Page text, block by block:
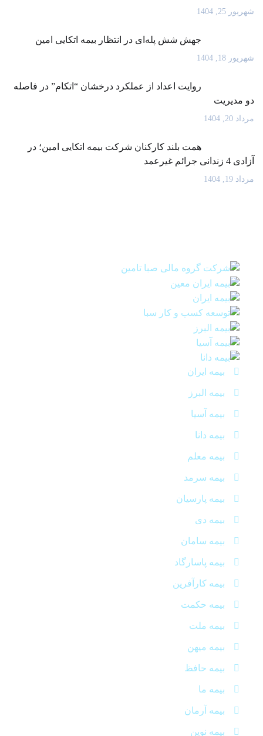
شهریور 25, 1404
جهش شش پله‌ای در انتظار بیمه اتکایی امین
شهریور 18, 1404
روایت اعداد از عملکرد درخشان “اتکام” در فاصله
دو مدیریت
مرداد 20, 1404
همت بلند کارکنان شرکت بیمه اتکایی امین؛ در
آزادی 4 زندانی جرائم غیرعمد
مرداد 19, 1404
بیمه ایران
بیمه البرز
بیمه آسیا
بیمه دانا
بیمه معلم
بیمه سرمد
بیمه پارسیان
بیمه دی
بیمه سامان
بیمه پاسارگاد
بیمه کارآفرین
بیمه حکمت
بیمه ملت
بیمه میهن
بیمه حافظ
بیمه ما
بیمه آرمان
بیمه نوین